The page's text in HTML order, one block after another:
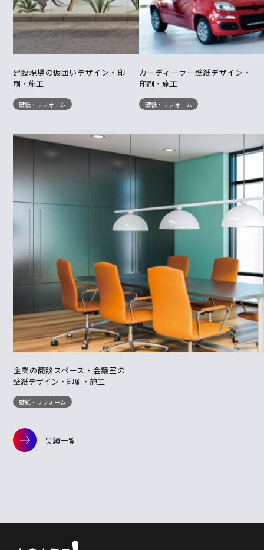
建設現場の仮囲いデザイン・印
刷・施工
壁紙・リフォーム
カーディーラー壁紙デザイン・
印刷・施工
壁紙・リフォーム
企業の商談スペース・会議室の
壁紙デザイン・印刷・施工
壁紙・リフォーム
実績一覧